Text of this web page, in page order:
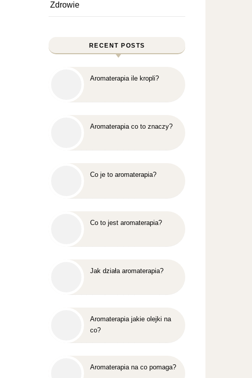
Zdrowie
RECENT POSTS
Aromaterapia ile kropli?
Aromaterapia co to znaczy?
Co je to aromaterapia?
Co to jest aromaterapia?
Jak działa aromaterapia?
Aromaterapia jakie olejki na
co?
Aromaterapia na co pomaga?